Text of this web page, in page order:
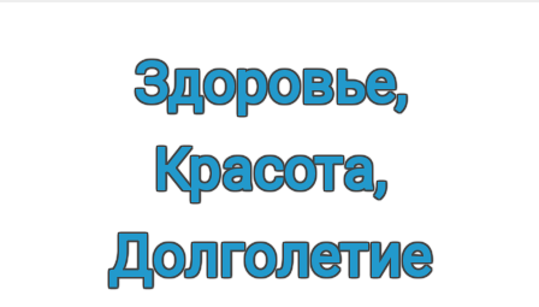
Здоровье,
Красота,
Долголетие